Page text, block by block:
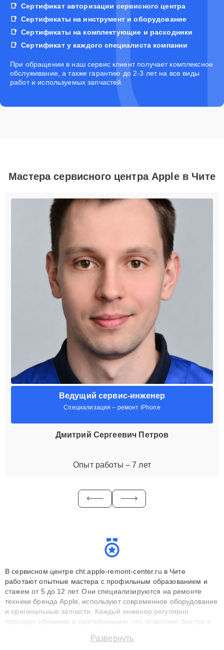
Сертификат авторизации сервисного центра
Сертификаты на инструмент и оборудование
Сертификаты на комплектующие и расходники
Сертификат у каждого специалиста компании
При обращении в наш сервис клиент получает комплексное
обслуживание, а также гарантию до 2-3 лет на все виды
работ и используемых запчастей.
Мастера сервисного центра Apple в Чите
Ведущий сервис-инженер
Специализация – ремонт iPhone
Дмитрий Сергеевич Петров
Опыт работы – 7 лет
В сервисном центре cht.apple-remont-center.ru в Чите
работают опытные мастера с профильным образованием и
стажем от 5 до 12 лет. Они специализируются на ремонте
техники бренда Apple, используют современное оборудование
и оригинальные запчасти. Каждый инженер регулярно
проходит обучение и сертификацию, что позволяет быстро и
сохранением гарантии до 3 лет. Наши мастера решают
Развернуть